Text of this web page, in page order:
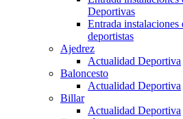
Deportivas
Entrada
deportistas
Ajedrez
Actualidad Deportiva
Baloncesto
Actualidad Deportiva
Billar
Actualidad Deportiva